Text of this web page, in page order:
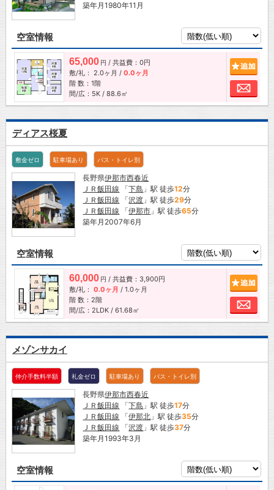
築年月1980年11月
空室情報
65,000 円 / 共益費：0円
敷/礼： 2.0ヶ月 / 0.0ヶ月
階 数：1階
間/広：5K / 88.6㎡
お
ディアス桜夏
敷金ゼロ 駐車場あり バス・トイレ別
長野県伊那市西春近
ＪＲ飯田線 「下島 」駅 徒歩12分
ＪＲ飯田線 「沢渡 」駅 徒歩29分
ＪＲ飯田線 「伊那市 」駅 徒歩65分
築年月2007年6月
空室情報
60,000 円 / 共益費：3,900円
敷/礼： 0.0ヶ月 / 1.0ヶ月
階 数：2階
間/広：2LDK / 61.68㎡
お
メゾンサカイ
仲介手数料半額 礼金ゼロ 駐車場あり バス・トイレ別
長野県伊那市西春近
ＪＲ飯田線 「下島 」駅 徒歩17分
ＪＲ飯田線 「伊那北 」駅 徒歩35分
ＪＲ飯田線 「沢渡 」駅 徒歩37分
築年月1993年3月
空室情報